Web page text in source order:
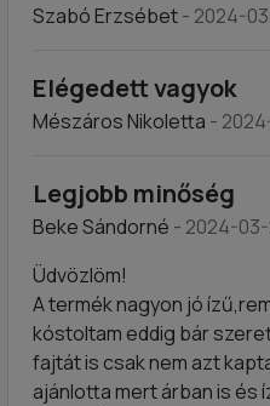
Szabó Erzsébet- 2024-
Elégedett vagyok
Mészáros Nikoletta -
Legjobb minőség
Beke Sándorné - 2024-
Üdvözlöm!
A termék nagyon jó
kóstoltam eddig bár
fajtát is csak nem azt
ajánlotta mert árban is és